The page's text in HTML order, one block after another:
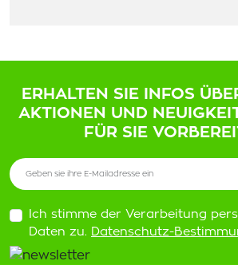
ERHALTEN SIE INFOS
AKTIONEN UND
FÜR SIE
Ich stimme der Verarbeitung
Daten zu. Datenschutz-